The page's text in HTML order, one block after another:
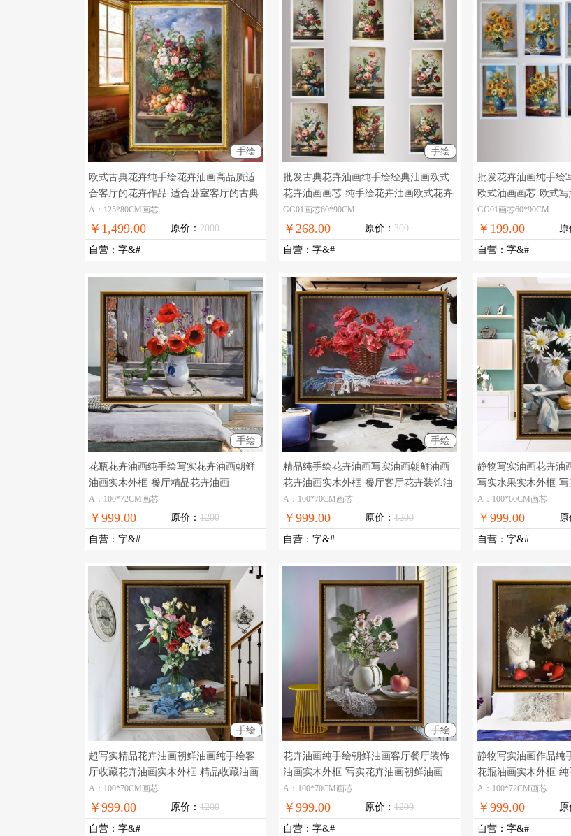
手绘
欧式古典花卉纯手绘花卉油画高品质适
合客厅的花卉作品 适合卧室客厅的古典
欧式花卉油画作品
A：125*80CM画芯
￥1,499.00 原价： 2000
自营 ： 字&#
手绘
批发古典花卉油画纯手绘经典油画欧式
花卉油画画芯 纯手绘花卉油画欧式花卉
油画
GG01画芯60*90CM
￥268.00 原价： 300
自营 ： 字&#
批发花卉油画纯手绘
欧式油画画芯 欧式
GG01画芯60*90CM
￥199.00 原
自营 ： 字&#
手绘
花瓶花卉油画纯手绘写实花卉油画朝鲜
油画实木外框 餐厅精品花卉油画
A：100*72CM画芯
￥999.00 原价： 1200
自营 ： 字&#
手绘
精品纯手绘花卉油画写实油画朝鲜油画
花卉油画实木外框 餐厅客厅花卉装饰油
画
A：100*70CM画芯
￥999.00 原价： 1200
自营 ： 字&#
静物写实油画花卉油
写实水果实木外框 写
画
A：100*60CM画芯
￥999.00 原
自营 ： 字&#
手绘
超写实精品花卉油画朝鲜油画纯手绘客
厅收藏花卉油画实木外框 精品收藏油画
花卉油画
A：100*70CM画芯
￥999.00 原价： 1200
自营 ： 字&#
手绘
花卉油画纯手绘朝鲜油画客厅餐厅装饰
油画实木外框 写实花卉油画朝鲜油画
A：100*70CM画芯
￥999.00 原价： 1200
自营 ： 字&#
静物写实油画作品纯
花瓶油画实木外框 纯
A：100*72CM画芯
￥999.00 原
自营 ： 字&#